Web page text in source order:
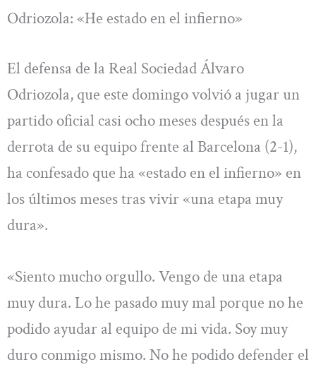
Odriozola: «He estado en el infierno»
El defensa de la Real Sociedad Álvaro
Odriozola, que este domingo volvió a jugar un
partido oficial casi ocho meses después en la
derrota de su equipo frente al Barcelona (2-1),
ha confesado que ha «estado en el infierno» en
los últimos meses tras vivir «una etapa muy
dura».
«Siento mucho orgullo. Vengo de una etapa
muy dura. Lo he pasado muy mal porque no he
podido ayudar al equipo de mi vida. Soy muy
duro conmigo mismo. No he podido defender el